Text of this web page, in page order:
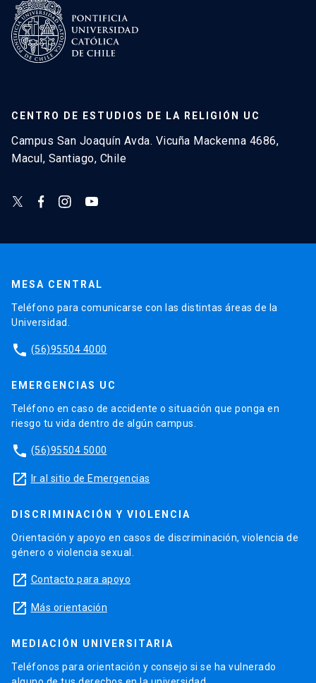
CENTRO DE ESTUDIOS DE LA RELIGIÓN UC
Campus San Joaquín Avda. Vicuña Mackenna 4686,
Macul, Santiago, Chile
MESA CENTRAL
Teléfono para comunicarse con las distintas áreas de la
Universidad.
phone (56)95504 4000
EMERGENCIAS UC
Teléfono en caso de accidente o situación que ponga en
riesgo tu vida dentro de algún campus.
phone (56)95504 5000
launch Ir al sitio de Emergencias
DISCRIMINACIÓN Y VIOLENCIA
Orientación y apoyo en casos de discriminación, violencia de
género o violencia sexual.
launch Contacto para apoyo
launch Más orientación
MEDIACIÓN UNIVERSITARIA
Teléfonos para orientación y consejo si se ha vulnerado